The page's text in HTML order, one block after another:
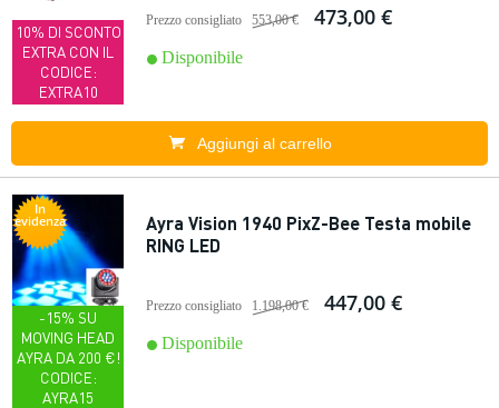
10% DI SCONTO
EXTRA CON IL
CODICE:
EXTRA10
Prezzo consigliato 553,00 € 473,00 €
Disponibile
Aggiungi al carrello
In
evidenza
-15% SU
MOVING HEAD
AYRA DA 200 €!
CODICE:
AYRA15
Ayra Vision 1940 PixZ-Bee Testa mobile
RING LED
Prezzo consigliato 1.198,00 € 447,00 €
Disponibile